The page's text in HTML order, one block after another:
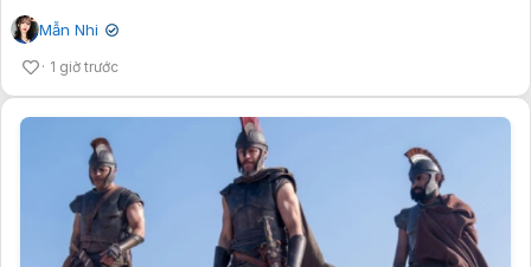
Mẫn Nhi ✔
1 giờ trước